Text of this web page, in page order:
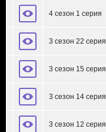
4 сезон 1 серия
3 сезон 22 серия
3 сезон 15 серия
3 сезон 14 серия
3 сезон 12 серия